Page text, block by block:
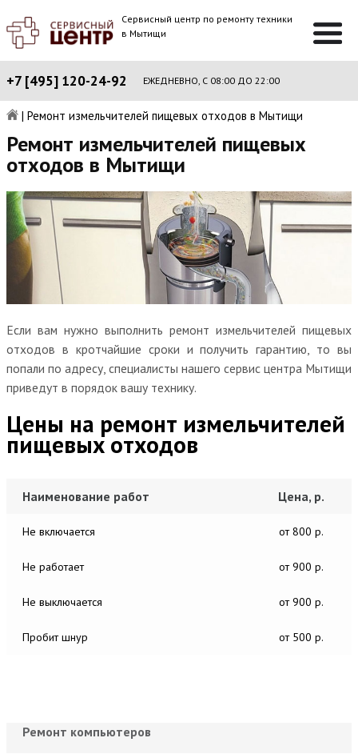
Сервисный центр по ремонту техники
в Мытищи
+7 [495] 120-24-92 ЕЖЕДНЕВНО, С 08:00 ДО 22:00
| Ремонт измельчителей пищевых отходов в Мытищи
Ремонт измельчителей пищевых
отходов в Мытищи
Если вам нужно выполнить ремонт измельчителей пищевых
отходов в кротчайшие сроки и получить гарантию, то вы
попали по адресу, специалисты нашего сервис центра Мытищи
приведут в порядок вашу технику.
Цены на ремонт измельчителей
пищевых отходов
Наименование работ Цена, р.
Не включается от 800 р.
Не работает от 900 р.
Не выключается от 900 р.
Пробит шнур от 500 р.
Ремонт компьютеров